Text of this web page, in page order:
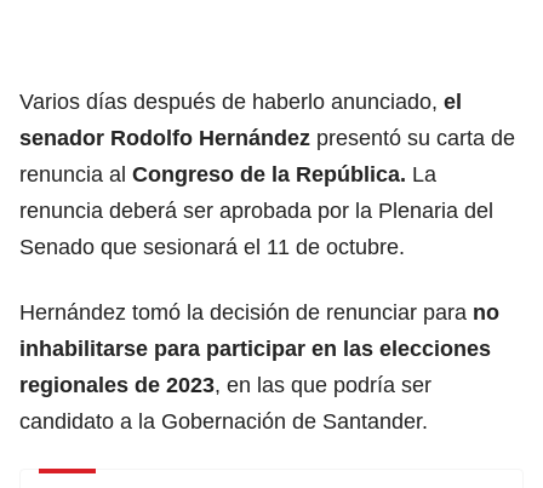
Varios días después de haberlo anunciado, el
senador Rodolfo Hernández presentó su carta de
renuncia al Congreso de la República. La
renuncia deberá ser aprobada por la Plenaria del
Senado que sesionará el 11 de octubre.
Hernández tomó la decisión de renunciar para no
inhabilitarse para participar en las elecciones
regionales de 2023, en las que podría ser
candidato a la Gobernación de Santander.